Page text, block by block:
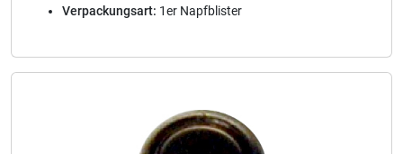
Verpackungsart: 1er Napfblister